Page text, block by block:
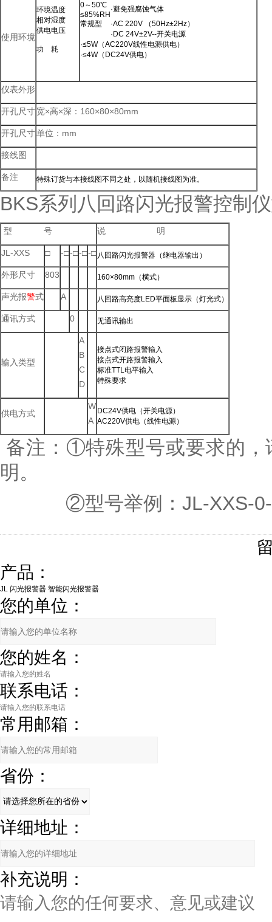
使用环境
环境温度
相对湿度
供电电压
功 耗
0～50℃
≤85%RH
·避免强腐蚀气体
常规型
·AC 220V
（50Hz±2Hz）
·DC 24V±2V--开关电源
·≤5W（AC220V线性电源供电）
·≤4W（DC24V供电）
仪表外形
开孔尺寸宽×高×深：160×80×80mm
开孔尺寸单位：mm
接线图
备注 特殊订货与本接线图不同之处，以随机接线图为准。
BKS系列八回路闪光报警控制
型 号 说 明
JL-XXS □ -□-□-□-□ 八回路闪光报警器（继电器输出）
外形尺寸 803 160×80mm（横式）
声光报警式 A 八回路高亮度LED平面板显示（灯光式）
通讯方式 0 无通讯输出
输入类型
A
B
C
D
接点式闭路报警输入
接点式开路报警输入
标准TTL电平输入
特殊要求
供电方式
W
A
DC24V供电（开关电源）
AC220V供电（线性电源）
备注：①特殊型号或要求的，
明。
②型号举例：JL-XXS-0-
产品：
您的单位：
您的姓名：
联系电话：
常用邮箱：
省份：
详细地址：
补充说明：